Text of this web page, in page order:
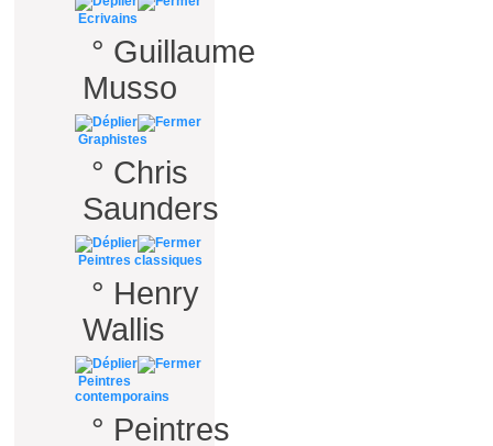
Ecrivains
° Guillaume
Musso
Graphistes
° Chris
Saunders
Peintres classiques
° Henry
Wallis
Peintres
contemporains
° Peintres